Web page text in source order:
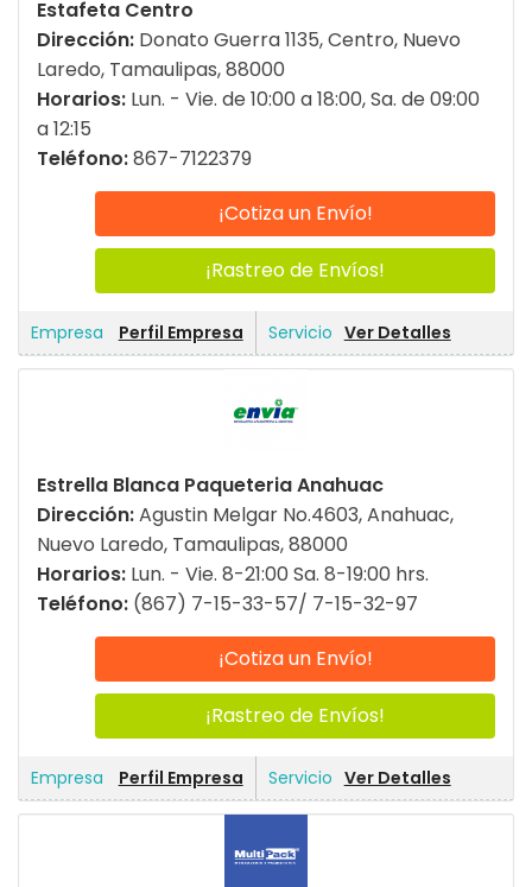
Estafeta Centro
Dirección: Donato Guerra 1135, Centro, Nuevo
Laredo, Tamaulipas, 88000
Horarios: Lun. - Vie. de 10:00 a 18:00, Sa. de 09:00
a 12:15
Teléfono:867-7122379
¡Cotiza un Envío!
¡Rastreo de Envíos!
Perfil Empresa Ver Detalles
Estrella Blanca Paqueteria Anahuac
Dirección:Agustin Melgar No.4603, Anahuac,
Nuevo Laredo, Tamaulipas, 88000
Horarios: Lun. - Vie. 8-21:00 Sa. 8-19:00 hrs.
Teléfono: (867) 7-15-33-57/ 7-15-32-97
¡Cotiza un Envío!
¡Rastreo de Envíos!
Perfil Empresa Ver Detalles